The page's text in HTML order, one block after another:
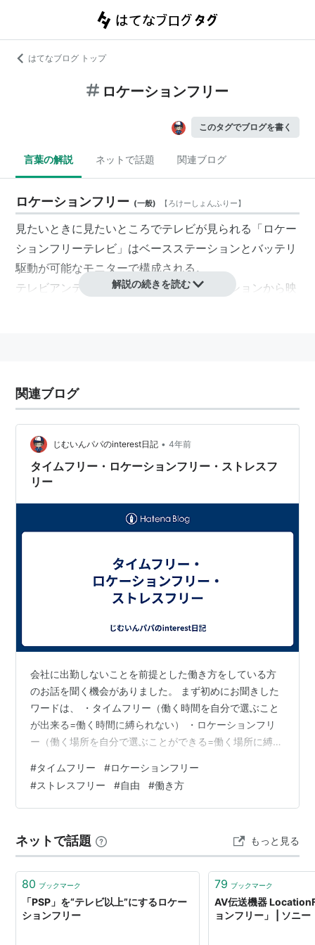
はてなブログ トップ
ロケーションフリー
このタグでブログを書く
言葉の解説 ネットで話題 関連ブログ
ロケーションフリー (一般) 【ろけーしょんふりー】
見たいときに見たいところでテレビが見られる「ロケー
ションフリーテレビ」はベースステーションとバッテリ
駆動が可能なモニターで構成される。
テレビアンテナが接続されたベースステーションから映
またDVDレコーダなどビデオ機器を接続すれば、テレビ
番組だけでなくDVDや録画したテレビ番組の視聴も可
能。もちろんモニターでビデオ機器のリモコン操作(対
応機器のみ)が可能。
ベースステーションと12.1型液晶モニターがセットにな
ったLF-X1
ーがLF-X5、ベースステーションのみ(モニタレス)で手
持ちのパソコンやPSPでテレビが見られる
出版社/メーカー:ソニー(SONY)
発売日:2004/03/12
クリック: 70回
この商品を含むブログ (5件) を見る
ソニー 7V型 液晶 テレビ LF-X5
2005年モデル
発売日:2005/03/10
クリック: 42回
この商品を含むブログ (5件) を見る
解説の続きを読む
関連ブログ
じむいんパパのinterest日記 • 4年前
タイムフリー・ロケーションフリー・ストレスフ
リー
会社に出勤しないことを前提とした働き方をしている方
のお話を聞く機会がありました。 まず初めにお聞きした
ワードは、 ・タイムフリー（働く時間を自分で選ぶこと
が出来る=働く時間に縛られない） ・ロケーションフリ
ー（働く場所を自分で選ぶことができる=働く場所に縛ら
ーを得ることがストレスフリーにも繋がるとのお話でし
た。 確かに仕事内容（業務）によっては、自宅や自宅以
外の場所（会社以外）であっても、ある程度 仕事を完結
出勤しなければ、仕事が完結しない仕事や職種もあるの
では？と感じながらお話をお聞きして…
#タイムフリー #ロケーションフリー
#ストレスフリー #自由 #働き方
ネットで話題 もっと見る
80 ブックマーク
「PSP」を“テレビ以上”にするロケー
ションフリー
79 ブックマーク
AV伝送機器
ョンフリー」 | ソニー